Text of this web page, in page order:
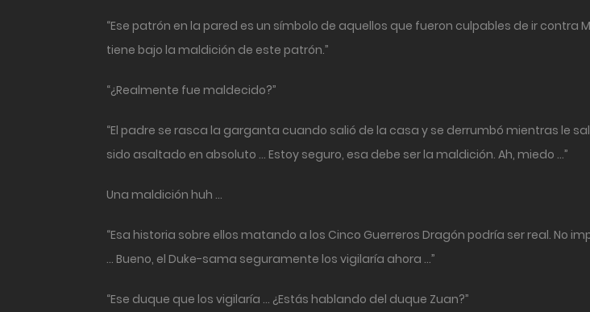
“Ese patrón en la pared es un símbolo de aquellos que fueron culpables de ir contra
tiene bajo la maldición de este patrón.”
“¿Realmente fue maldecido?”
“El padre se rasca la garganta cuando salió de la casa y se derrumbó mientras le
sido asaltado en absoluto … Estoy seguro, esa debe ser la maldición. Ah, miedo …”
Una maldición huh …
“Esa historia sobre ellos matando a los Cinco Guerreros Dragón podría ser real.
… Bueno, el Duke-sama seguramente los vigilaría ahora …”
“Ese duque que los vigilaría … ¿Estás hablando del duque Zuan?”